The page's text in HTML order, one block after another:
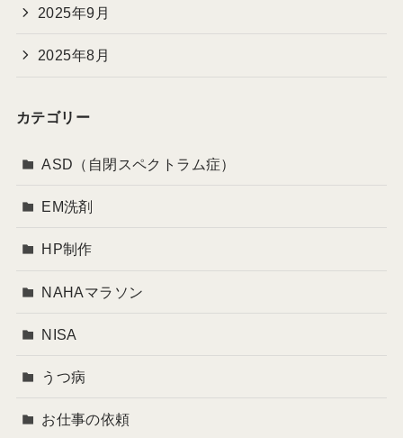
2025年9月
2025年8月
カテゴリー
ASD（自閉スペクトラム症）
EM洗剤
HP制作
NAHAマラソン
NISA
うつ病
お仕事の依頼